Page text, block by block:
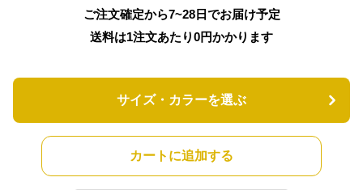
ご注文確定から7~28日でお届け予定
送料は1注文あたり0円かかります
サイズ・カラーを選ぶ
カートに追加する